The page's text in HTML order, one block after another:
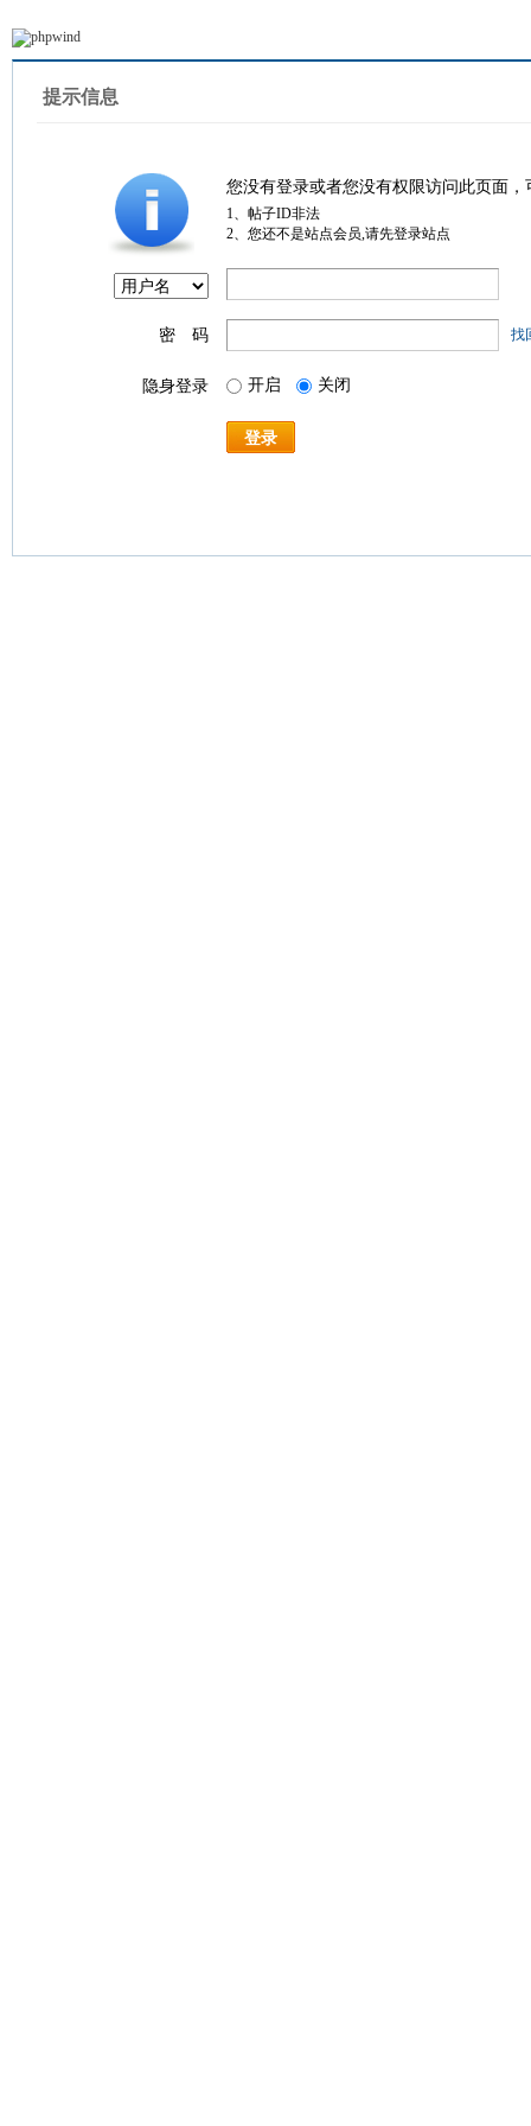
提示信息
您没有登录或者您没有权限访问此页面
1、帖子ID非法
2、您还不是站点会员,请先登录站点
密 码 找
隐身登录 开启 关闭
登录